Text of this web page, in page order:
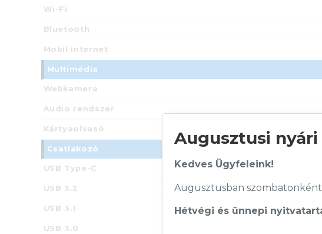
Wi-Fi
Bluetooth
Mobil internet
Multimédia
Webkamera
Audio rendszer
Kártyaolvasó
Csatlakozó
USB Type-C
USB 3.2
USB 3.1
USB 3.0
Augusztusi
Kedves Ügyfeleink!
Augusztusban
Hétvégi és ünnepi